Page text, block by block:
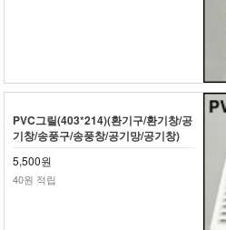
PVC그릴(403*214)(환기구/환기창/공
기창/송풍구/송풍창/공기망/공기창)
5,500원
40원 적립